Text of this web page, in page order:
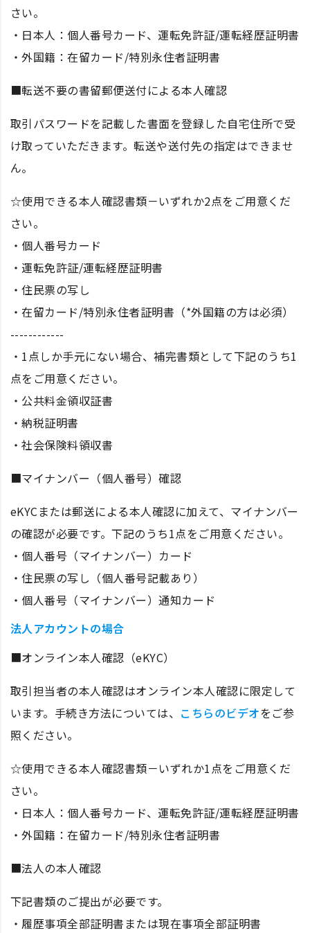
さい。
・日本人：個人番号カード、運転免許証/運転経歴証明書
・外国籍：在留カード/特別永住者証明書
■転送不要の書留郵便送付による本人確認
取引パスワードを記載した書面を登録した自宅住所で受
け取っていただきます。転送や送付先の指定はできませ
ん。
☆使用できる本人確認書類－いずれか2点をご用意くだ
さい。
・個人番号カード
・運転免許証/運転経歴証明書
・住民票の写し
・在留カード/特別永住者証明書（*外国籍の方は必須）
------------
・1点しか手元にない場合、補完書類として下記のうち1
点をご用意ください。
・公共料金領収証書
・納税証明書
・社会保険料領収書
■マイナンバー（個人番号）確認
eKYCまたは郵送による本人確認に加えて、マイナンバー
の確認が必要です。下記のうち1点をご用意ください。
・個人番号（マイナンバー）カード
・住民票の写し（個人番号記載あり）
・個人番号（マイナンバー）通知カード
法人アカウントの場合
■オンライン本人確認（eKYC）
取引担当者の本人確認はオンライン本人確認に限定して
います。手続き方法については、 こちらのビデオをご参
照ください。
☆使用できる本人確認書類－いずれか1点をご用意くだ
さい。
・日本人：個人番号カード、運転免許証/運転経歴証明書
・外国籍：在留カード/特別永住者証明書
■法人の本人確認
下記書類のご提出が必要です。
・履歴事項全部証明書または現在事項全部証明書